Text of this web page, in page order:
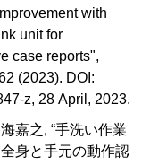
with
unit for
case reports",
(2023). DOI:
z, 28 April, 2023.
嘉之, “手洗い作業
身と手元の動作認